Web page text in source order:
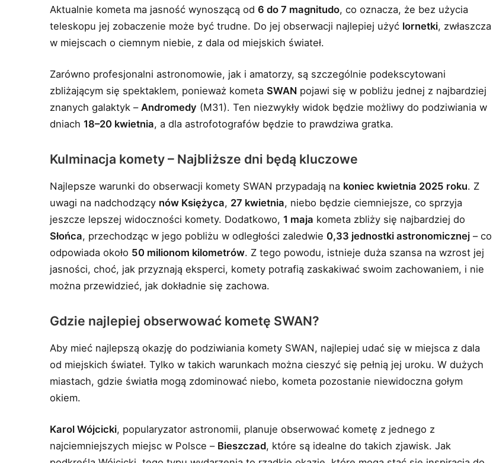
Aktualnie kometa ma jasność wynoszącą od6 do 7 magnitudo, co oznacza, że bez użycia
teleskopu jej zobaczenie może być trudne. Do jej obserwacji najlepiej użyć lornetki, zwłaszcza
w miejscach o ciemnym niebie, z dala od miejskich świateł.
Zarówno profesjonalni astronomowie, jak i amatorzy, są szczególnie podekscytowani
zbliżającym się spektaklem, ponieważ kometaSWAN pojawi się w pobliżu jednej z najbardziej
znanych galaktyk –Andromedy (M31). Ten niezwykły widok będzie możliwy do podziwiania w
dniach18–20 kwietnia, a dla astrofotografów będzie to prawdziwa gratka.
Kulminacja komety – Najbliższe dni będą kluczowe
Najlepsze warunki do obserwacji komety SWAN przypadają na koniec kwietnia 2025 roku. Z
uwagi na nadchodzący nów Księżyca, 27 kwietnia, niebo będzie ciemniejsze, co sprzyja
jeszcze lepszej widoczności komety. Dodatkowo,1 maja kometa zbliży się najbardziej do
Słońca, przechodząc w jego pobliżu w odległości zaledwie 0,33 jednostki astronomicznej – co
odpowiada około 50 milionom kilometrów. Z tego powodu, istnieje duża szansa na wzrost jej
jasności, choć, jak przyznają eksperci, komety potrafią zaskakiwać swoim zachowaniem, i nie
można przewidzieć, jak dokładnie się zachowa.
Gdzie najlepiej obserwować kometę SWAN?
Aby mieć najlepszą okazję do podziwiania komety SWAN, najlepiej udać się w miejsca z dala
od miejskich świateł. Tylko w takich warunkach można cieszyć się pełnią jej uroku. W dużych
miastach, gdzie światła mogą zdominować niebo, kometa pozostanie niewidoczna gołym
okiem.
Karol Wójcicki, popularyzator astronomii, planuje obserwować kometę z jednego z
najciemniejszych miejsc w Polsce – Bieszczad, które są idealne do takich zjawisk. Jak